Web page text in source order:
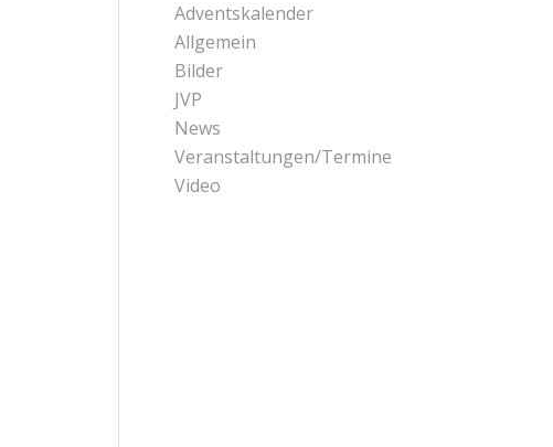
Adventskalender
Allgemein
Bilder
JVP
News
Veranstaltungen/Termine
Video